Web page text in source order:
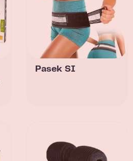
Pasek SI